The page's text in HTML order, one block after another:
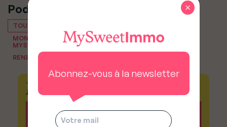
Podcasts
TOUT VOIR
MON PODCAST IMMO, LE PODCAST IMMOBILIER DE
MYSWEETIMMO
RENDEZ-VOUS DU NOTAIRE
Abonnez-vous à la newsletter
×